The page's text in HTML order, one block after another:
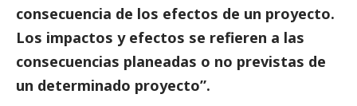
consecuencia de los efectos de un proyecto.
Los impactos y efectos se refieren a las
consecuencias planeadas o no previstas de
un determinado proyecto”.